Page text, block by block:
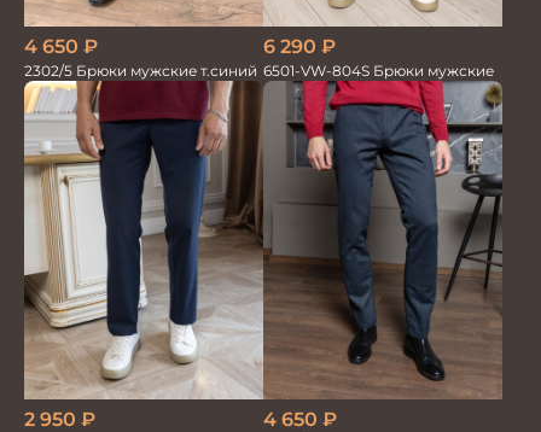
4 650 ₽
2302/5 Брюки мужские т.синий
6 290 ₽
6501-VW-804S Брюки мужские
2 950 ₽ 4 650 ₽